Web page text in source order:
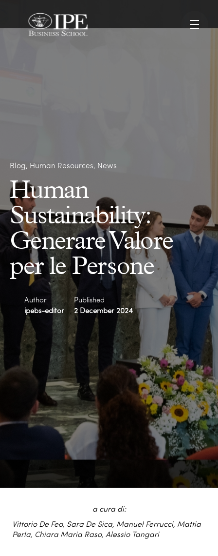
Blog Human Resources News
Human
Sustainability:
Generare Valore
per le Persone
Author
ipebs-editor
Published
2 December 2024
a cura di:
Vittorio De Feo, Sara De Sica, Manuel Ferrucci, Mattia
Perla, Chiara Maria Raso, Alessio Tangari